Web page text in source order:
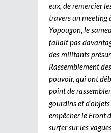
eux, de remercier
travers un meeting
Yopougon, le
fallait pas
des militants
Rassemblement
pouvoir, qui ont
point de
gourdins et
empêcher le Front
surfer sur les